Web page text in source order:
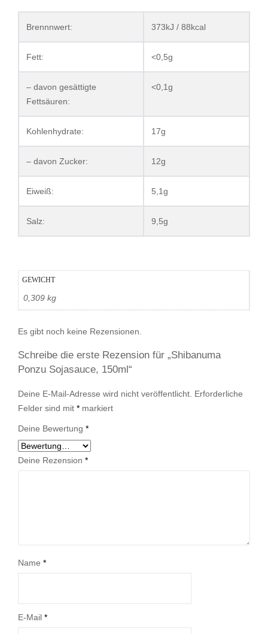
Brennnwert: 373kJ / 88kcal
Fett: <0,5g
– davon gesättigte
Fettsäuren:
<0,1g
Kohlenhydrate: 17g
– davon Zucker: 12g
Eiweiß: 5,1g
Salz: 9,5g
GEWICHT
0,309 kg
Es gibt noch keine Rezensionen.
Schreibe die erste Rezension für „Shibanuma
Ponzu Sojasauce, 150ml“
Deine E-Mail-Adresse wird nicht veröffentlicht. Erforderliche
Felder sind mit * markiert
Deine Bewertung *
Deine Rezension *
Name *
E-Mail *